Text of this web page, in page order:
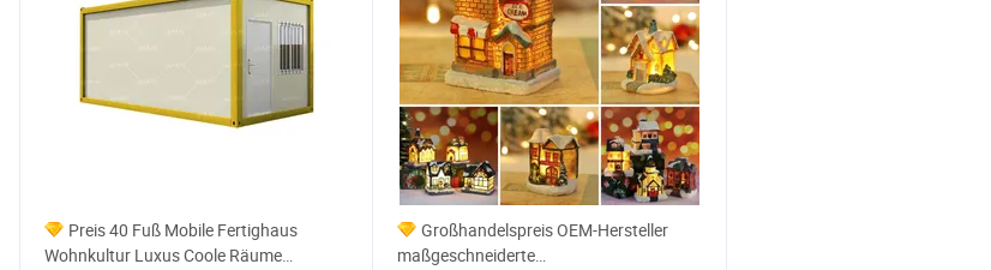
Preis 40 Fuß Mobile Fertighaus
Wohnkultur Luxus Coole Räume
Großhandelspreis OEM-Hersteller
maßgeschneiderte